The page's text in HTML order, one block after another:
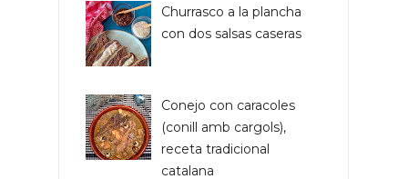
Churrasco a la plancha
con dos salsas caseras
Conejo con caracoles
(conill amb cargols),
receta tradicional
catalana